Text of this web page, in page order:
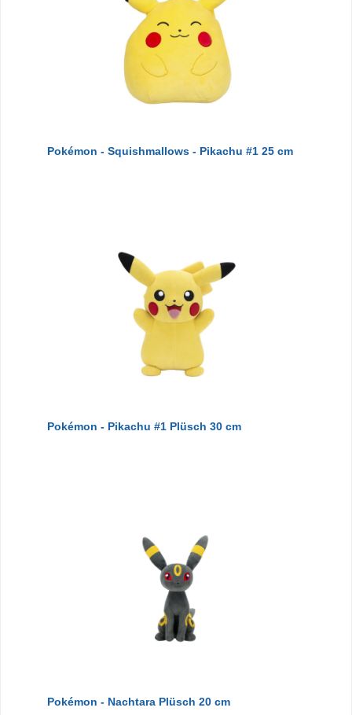
Pokémon - Squishmallows - Pikachu #1 25 cm
Pokémon - Pikachu #1 Plüsch 30 cm
Pokémon - Nachtara Plüsch 20 cm